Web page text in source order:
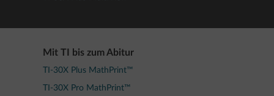
Mit TI bis zum Abitur
TI-30X Plus MathPrint™
TI-30X Pro MathPrint™